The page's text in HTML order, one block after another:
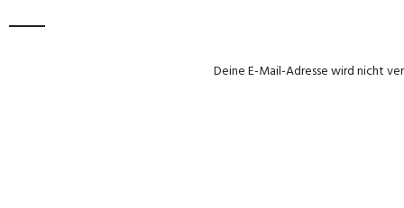
Deine E-Mail-Adresse wird nicht